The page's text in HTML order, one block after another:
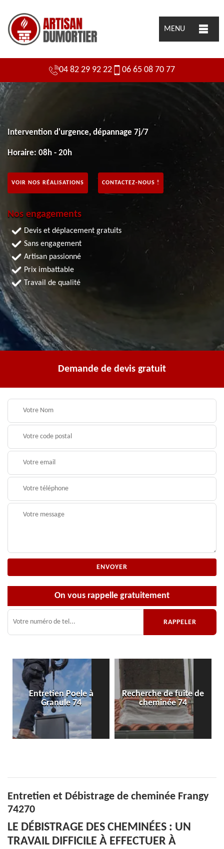
MENU
04 82 29 92 22 06 65 08 70 77
Intervention d'urgence, dépannage 7j/7
Horaire: 08h - 20h
VOIR NOS RÉALISATIONS CONTACTEZ-NOUS !
Nos engagements
Devis et déplacement gratuits
Sans engagement
Artisan passionné
Prix imbattable
Travail de qualité
Demande de devis gratuit
On vous rappelle gratuitement
Recherche de fuite de
cheminée 74
Pose de conduit de
cheminée 74
Entretien et Débistrage de cheminée Frangy
74270
LE DÉBISTRAGE DES CHEMINÉES : UN
TRAVAIL DIFFICILE À EFFECTUER À